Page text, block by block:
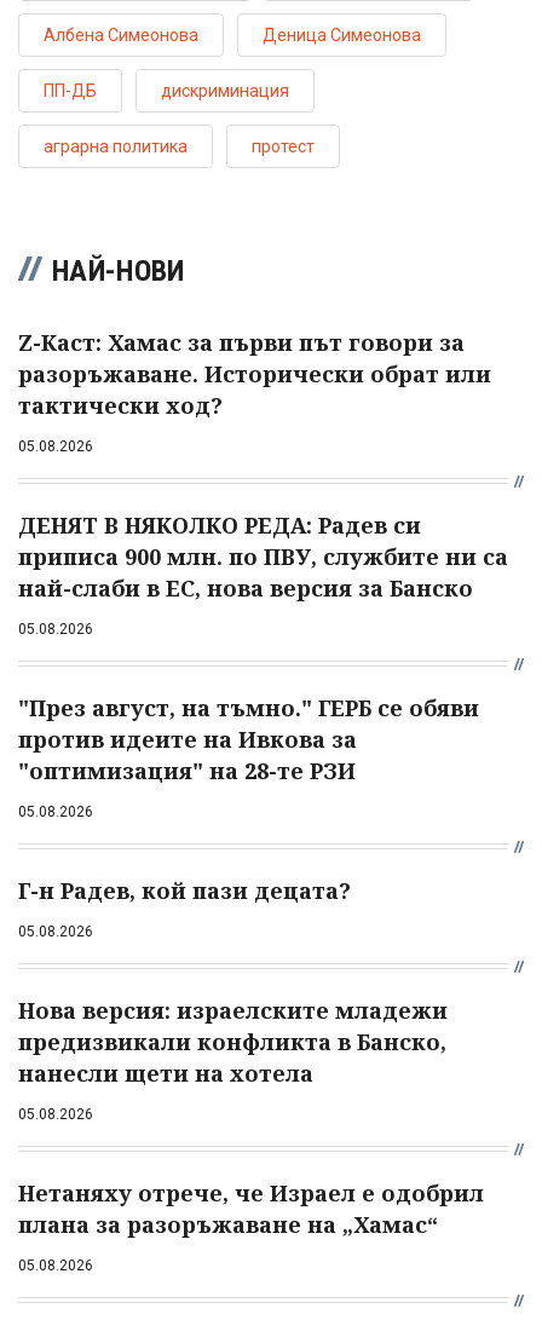
Албена Симеонова Деница Симеонова
ПП-ДБ дискриминация
аграрна политика протест
НАЙ-НОВИ
Z-Каст: Хамас за първи път говори за
разоръжаване. Исторически обрат или
тактически ход?
05.08.2026
ДЕНЯТ В НЯКОЛКО РЕДА: Радев си
приписа 900 млн. по ПВУ, службите ни са
най-слаби в ЕС, нова версия за Банско
05.08.2026
"През август, на тъмно." ГЕРБ се обяви
против идеите на Ивкова за
"оптимизация" на 28-те РЗИ
05.08.2026
Г-н Радев, кой пази децата?
05.08.2026
Нова версия: израелските младежи
предизвикали конфликта в Банско,
нанесли щети на хотела
05.08.2026
Нетаняху отрече, че Израел е одобрил
плана за разоръжаване на „Хамас“
05.08.2026